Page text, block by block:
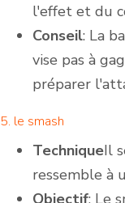
l'effet et du
Conseil: La
vise pas à
préparer
5. le smash
TechniqueIl
ressemble à
Objectif: Le